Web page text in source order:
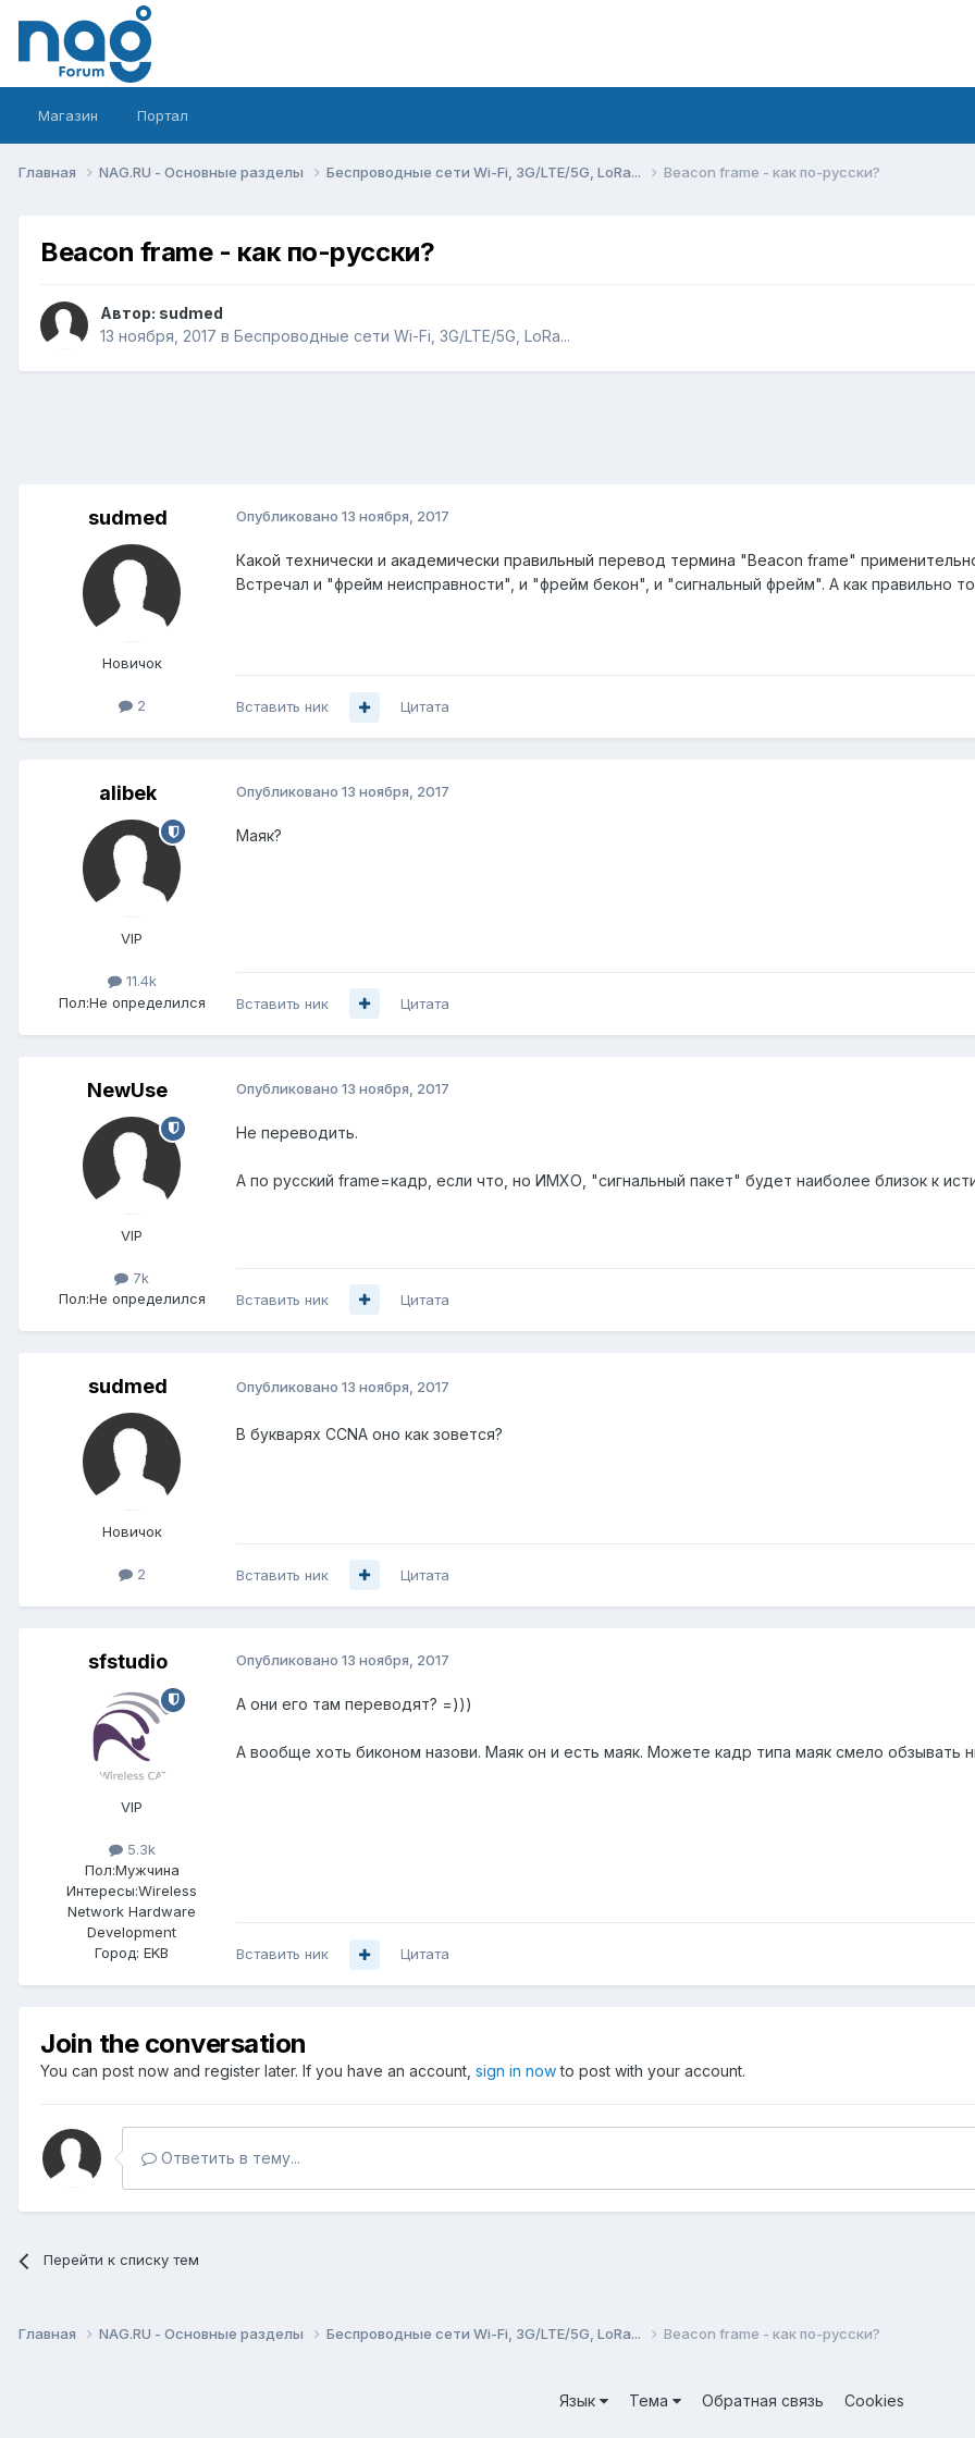
Магазин Портал
Главная NAG.RU - Основные разделы Беспроводные сети Wi-Fi, 3G/LTE/5G, LoRa... Beacon frame - как по-русски?
Beacon frame - как по-русски?
Автор: sudmed
13 ноября, 2017 в Беспроводные сети Wi-Fi, 3G/LTE/5G, LoRa...
sudmed
Новичок
2
Опубликовано 13 ноября, 2017
Какой технически и академически правильный перевод термина "Beacon frame"
Встречал и "фрейм неисправности", и "фрейм бекон", и "сигнальный фрейм". А как правильно
Вставить ник Цитата
alibek
VIP
11.4k
Пол:Не определился
Опубликовано 13 ноября, 2017
Маяк?
Вставить ник Цитата
NewUse
VIP
7k
Пол:Не определился
Опубликовано 13 ноября, 2017
Не переводить.
А по русский frame=кадр, если что, но ИМХО, "сигнальный пакет" будет наиболее близок к
Вставить ник Цитата
sudmed
Новичок
2
Опубликовано 13 ноября, 2017
В букварях CCNA оно как зовется?
Вставить ник Цитата
sfstudio
VIP
5.3k
Пол:Мужчина
Интересы:Wireless
Network Hardware
Development
Город: EKB
Опубликовано 13 ноября, 2017
А они его там переводят? =)))
А вообще хоть биконом назови. Маяк он и есть маяк. Можете кадр типа маяк смело обзывать
Вставить ник Цитата
Join the conversation
You can post now and register later. If you have an account, sign in nowto post with your account.
Ответить в тему...
Перейти к списку тем
Главная NAG.RU - Основные разделы Беспроводные сети Wi-Fi, 3G/LTE/5G, LoRa... Beacon frame - как по-русски?
Язык Тема Обратная связь
Cookies